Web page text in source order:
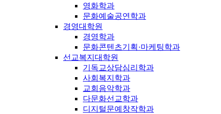
영화학과
문화예술공연학과
경영대학원
경영학과
문화콘텐츠기획·마케팅학과
선교복지대학원
기독교상담심리학과
사회복지학과
교회음악학과
다문화선교학과
디지털문예창작학과